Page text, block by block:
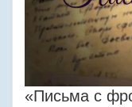
«Письма с